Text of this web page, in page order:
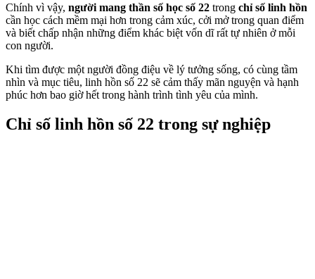
Chính vì vậy, người mang thần số học số 22 trong chỉ số linh hồn
cần học cách mềm mại hơn trong cảm xúc, cởi mở trong quan điểm
và biết chấp nhận những điểm khác biệt vốn dĩ rất tự nhiên ở mỗi
con người.
Khi tìm được một người đồng điệu về lý tưởng sống, có cùng tầm
nhìn và mục tiêu, linh hồn số 22 sẽ cảm thấy mãn nguyện và hạnh
phúc hơn bao giờ hết trong hành trình tình yêu của mình.
Chỉ số linh hồn số 22 trong sự nghiệp